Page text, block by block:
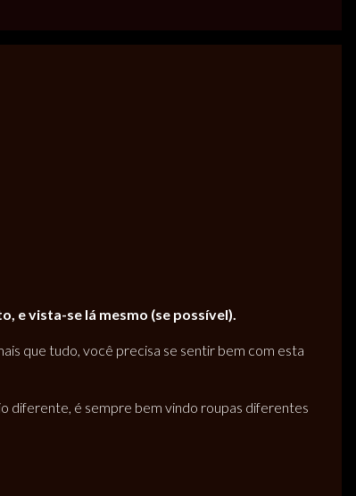
e vista-se lá mesmo (se possível).
que tudo, você precisa se sentir bem com esta
diferente, é sempre bem vindo roupas diferentes